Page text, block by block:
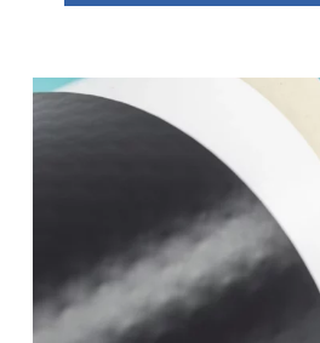
PVC
armé
rouleau
ou